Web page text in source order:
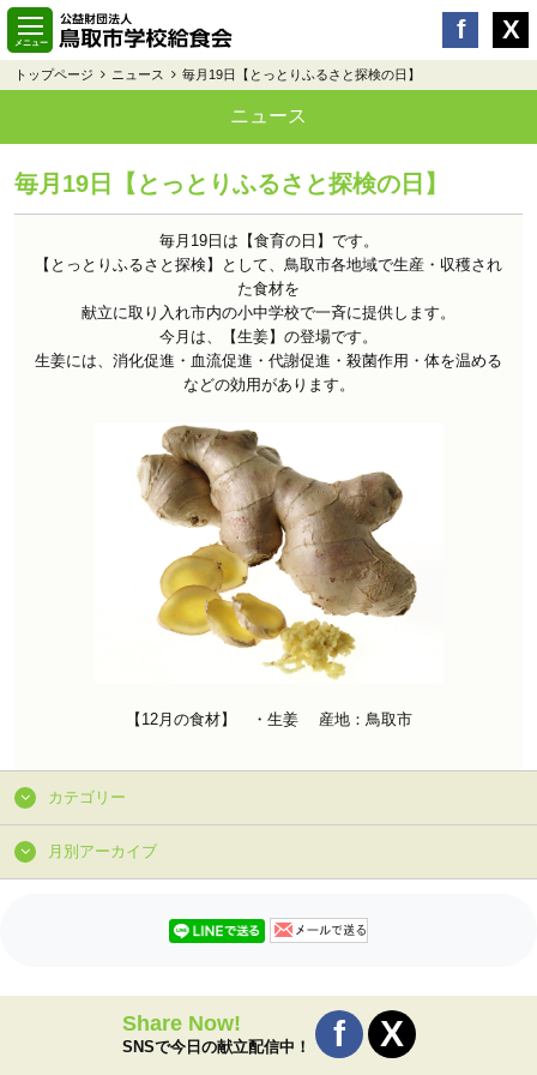
トップページ ニュース 毎月19日【とっとりふるさと探検の日】
ニュース
毎月19日【とっとりふるさと探検の日】
毎月19日は【食育の日】 です。
【とっとりふるさと探検】
として、鳥取市各地域で生産・収穫され
た食材を
献立に取り入れ市内の小中学校で一斉に提供します。
今月は、【生姜】の登場です。
生姜には、消化促進・血流促進・代謝促進・殺菌作用・体を温める
などの効用があります。
【12月の食材】 ・生姜 産地：鳥取市
カテゴリー
月別アーカイブ
Share Now!
SNSで今日の献立配信中！